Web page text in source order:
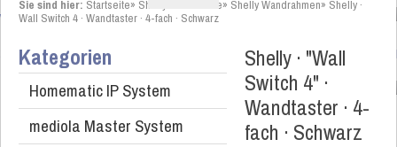
Sie sind hier: Startseite» Shelly SmartHome» Shelly Wandrahmen» Shelly ·
Wall Switch 4 · Wandtaster · 4-fach · Schwarz
Kategorien
Homematic IP System
mediola Master System
Shelly · "Wall
Switch 4" ·
Wandtaster · 4-
fach · Schwarz